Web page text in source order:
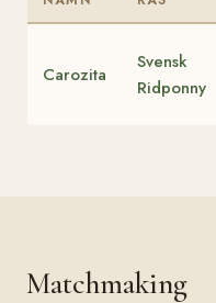
Carozita
Svensk
Ridponny
Matchmaking